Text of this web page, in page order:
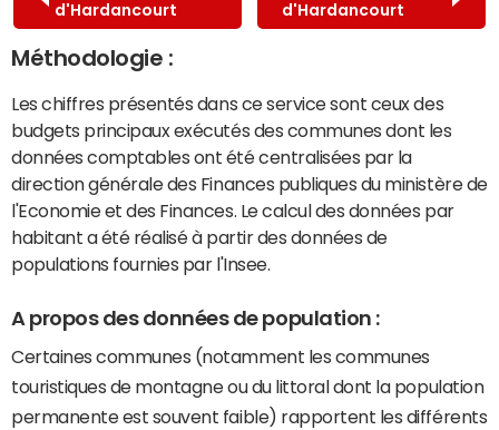
d'Hardancourt
d'Hardancourt
Méthodologie :
Les chiffres présentés dans ce service sont ceux des
budgets principaux exécutés des communes dont les
données comptables ont été centralisées par la
direction générale des Finances publiques du ministère de
l'Economie et des Finances. Le calcul des données par
habitant a été réalisé à partir des données de
populations fournies par l'Insee.
A propos des données de population :
Certaines communes (notamment les communes
touristiques de montagne ou du littoral dont la population
permanente est souvent faible) rapportent les différents